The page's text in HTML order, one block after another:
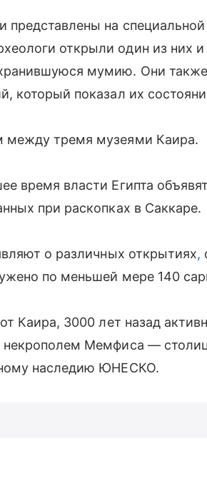
на
открыли один из них и
мумию. Они
который показал их
между тремя музеями Каира.
время власти Египта
при раскопках в Саккаре.
о различных открытиях,
по меньшей мере 140
Каира, 3000 лет назад
некрополем Мемфиса —
наследию ЮНЕСКО.